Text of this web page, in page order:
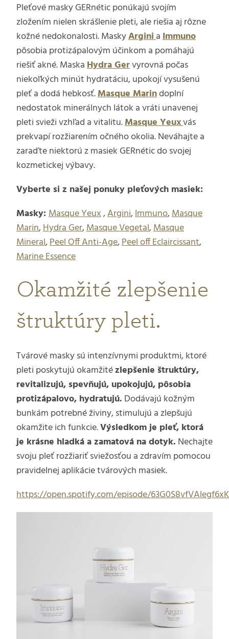
Pleťové masky GERnétic ponúkajú svojím
zložením nielen skrášlenie pleti, ale riešia aj rôzne
kožné nedokonalosti. MaskyArginiaImmuno
pôsobia protizápalovým účinkom a pomáhajú
riešiť akné. MaskaHydra Gervyrovná počas
niekoľkých minút hydratáciu, upokojí vysušenú
pleť a dodá hebkosť.Masque Marindoplní
nedostatok minerálnych látok a vráti unavenej
pleti svieži vzhľad a vitalitu.Masque Yeuxvás
prekvapí rozžiarením očného okolia. Neváhajte a
zaraďte niektorú z masiek GERnétic do svojej
kozmetickej výbavy.
Vyberte si z našej ponuky pleťových masiek:
Masky: Masque Yeux,Argini,Immuno,Masque
Marin,Hydra Ger,Masque Vegetal,Masque
Mineral,Peel Off Anti-Age,Peel off Eclaircissant,
Marine Essence
Okamžité zlepšenie
štruktúry pleti.
Tvárové masky sú intenzívnymi produktmi, ktoré
pleti poskytujú okamžitézlepšenie štruktúry,
revitalizujú, spevňujú, upokojujú, pôsobia
protizápalovo, hydratujú. Dodávajú kožným
bunkám potrebné živiny, stimulujú a zlepšujú
okamžite ich funkcie.Výsledkom je pleť, ktorá
je krásne hladká a zamatová na dotyk. Nechajte
svoju pleť rozžiariť sviežosťou a zdravím pomocou
pravidelnej aplikácie tvárových masiek.
https://open.spotify.com/episode/